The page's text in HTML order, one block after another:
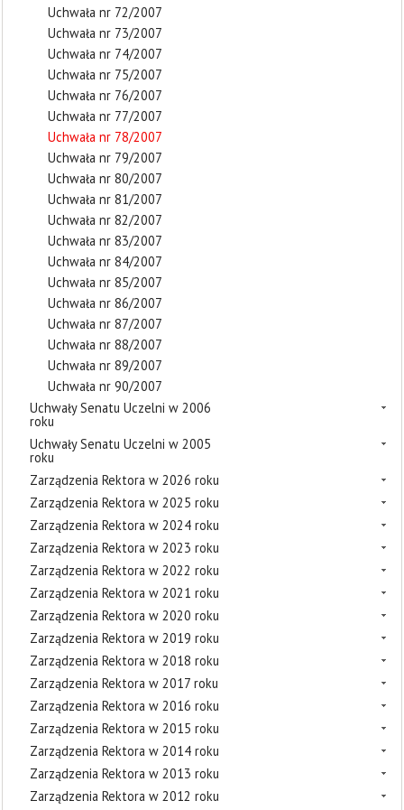
Uchwała nr 72/2007
Uchwała nr 73/2007
Uchwała nr 74/2007
Uchwała nr 75/2007
Uchwała nr 76/2007
Uchwała nr 77/2007
Uchwała nr 78/2007
Uchwała nr 79/2007
Uchwała nr 80/2007
Uchwała nr 81/2007
Uchwała nr 82/2007
Uchwała nr 83/2007
Uchwała nr 84/2007
Uchwała nr 85/2007
Uchwała nr 86/2007
Uchwała nr 87/2007
Uchwała nr 88/2007
Uchwała nr 89/2007
Uchwała nr 90/2007
Uchwały Senatu Uczelni w 2006
roku
Uchwały Senatu Uczelni w 2005
roku
Zarządzenia Rektora w 2026 roku
Zarządzenia Rektora w 2025 roku
Zarządzenia Rektora w 2024 roku
Zarządzenia Rektora w 2023 roku
Zarządzenia Rektora w 2022 roku
Zarządzenia Rektora w 2021 roku
Zarządzenia Rektora w 2020 roku
Zarządzenia Rektora w 2019 roku
Zarządzenia Rektora w 2018 roku
Zarządzenia Rektora w 2017 roku
Zarządzenia Rektora w 2016 roku
Zarządzenia Rektora w 2015 roku
Zarządzenia Rektora w 2014 roku
Zarządzenia Rektora w 2013 roku
Zarządzenia Rektora w 2012 roku